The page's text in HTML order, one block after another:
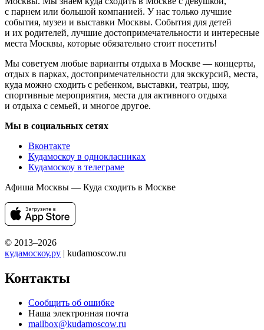
с парнем или большой компанией. У нас только лучшие
события, музеи и выставки Москвы. События для детей
и их родителей, лучшие достопримечательности и интересные
места Москвы, которые обязательно стоит посетить!
Мы советуем любые варианты отдыха в Москве — концерты,
отдых в парках, достопримечательности для экскурсий, места,
куда можно сходить с ребенком, выставки, театры, шоу,
спортивные мероприятия, места для активного отдыха
и отдыха с семьей, и многое другое.
Мы в социальных сетях
Вконтакте
Кудамоскоу в однокласниках
Кудамоскоу в телеграме
Афиша Москвы — Куда сходить в Москве
© 2013–2026
кудамоскоу.ру | kudamoscow.ru
Контакты
Сообщить об ошибке
Наша электронная почта
mailbox@kudamoscow.ru